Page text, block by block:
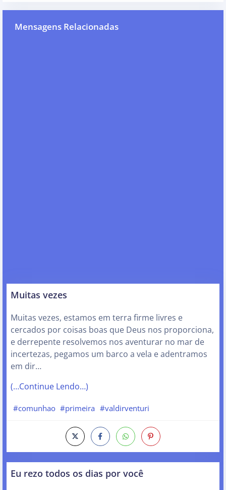
Mensagens Relacionadas
Muitas vezes
Muitas vezes, estamos em terra firme livres e
cercados por coisas boas que Deus nos proporciona,
e derrepente resolvemos nos aventurar no mar de
incertezas, pegamos um barco a vela e adentramos
em dir…
(…Continue Lendo…)
#comunhao #primeira #valdirventuri
Eu rezo todos os dias por você